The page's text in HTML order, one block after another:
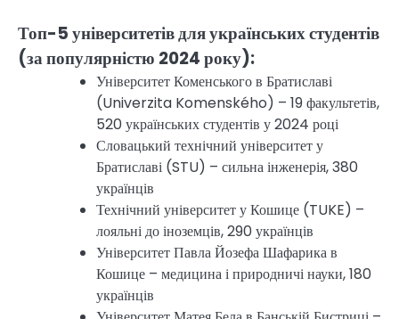
Топ-5 університетів для українських студентів
(за популярністю 2024 року):
Університет Коменського в Братиславі
(Univerzita Komenského) – 19 факультетів,
520 українських студентів у 2024 році
Словацький технічний університет у
Братиславі (STU) – сильна інженерія, 380
українців
Технічний університет у Кошице (TUKE) –
лояльні до іноземців, 290 українців
Університет Павла Йозефа Шафарика в
Кошице – медицина і природничі науки, 180
українців